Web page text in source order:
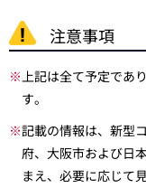
注意事項
※ 上記は全て予定であ
す。
※記載の情報は、新型
府、大阪市および日
まえ、必要に応じて